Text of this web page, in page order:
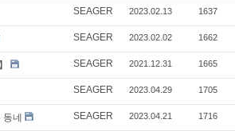
SEAGER 2023.02.13 1637
SEAGER 2023.02.02 1662
SEAGER 2021.12.31 1665
SEAGER 2023.04.29 1705
동네 SEAGER 2023.04.21 1716